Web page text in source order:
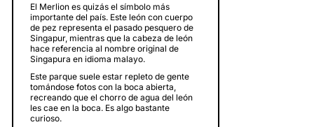
El Merlion es quizás el símbolo más
importante del país. Este león con cuerpo
de pez representa el pasado pesquero de
Singapur, mientras que la cabeza de león
hace referencia al nombre original de
Singapura en idioma malayo.
Este parque suele estar repleto de gente
tomándose fotos con la boca abierta,
recreando que el chorro de agua del león
les cae en la boca. Es algo bastante
curioso.